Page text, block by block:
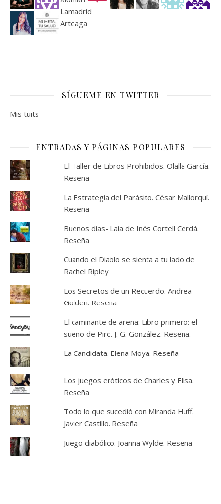
SÍGUEME EN TWITTER
Mis tuits
ENTRADAS Y PÁGINAS POPULARES
El Taller de Libros Prohibidos. Olalla García.
Reseña
La Estrategia del Parásito. César Mallorquí.
Reseña
Buenos días- Laia de Inés Cortell Cerdá.
Reseña
Cuando el Diablo se sienta a tu lado de
Rachel Ripley
Los Secretos de un Recuerdo. Andrea
Golden. Reseña
El caminante de arena: Libro primero: el
sueño de Piro. J. G. González. Reseña.
La Candidata. Elena Moya. Reseña
Los juegos eróticos de Charles y Elisa.
Reseña
Todo lo que sucedió con Miranda Huff.
Javier Castillo. Reseña
Juego diabólico. Joanna Wylde. Reseña